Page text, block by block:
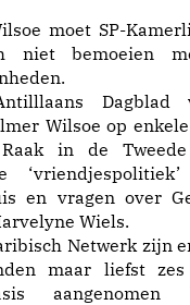
moet SP-
niet bemoeien
Dagblad
Wilsoe op enkele
in de
en vragen over
Wiels.
Netwerk zijn
maar liefst zes